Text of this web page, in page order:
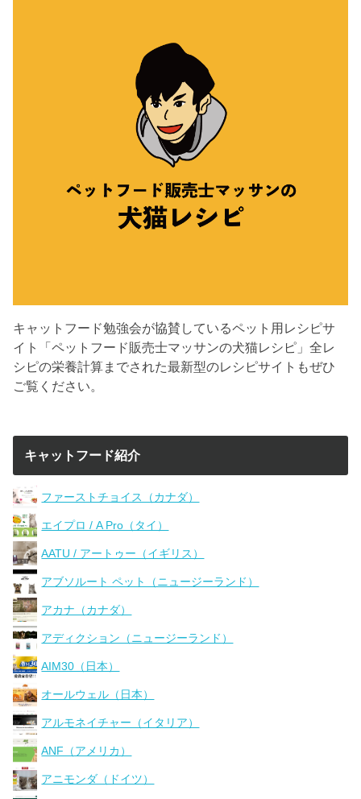
キャットフード勉強会が協賛しているペット用レシピサ
イト「ペットフード販売士マッサンの犬猫レシピ」全レ
シピの栄養計算までされた最新型のレシピサイトもぜひ
ご覧ください。
キャットフード紹介
ファーストチョイス（カナダ）
エイプロ / A Pro（タイ）
AATU / アートゥー（イギリス）
アブソルート ペット（ニュージーランド）
アカナ（カナダ）
アディクション（ニュージーランド）
AIM30（日本）
オールウェル（日本）
アルモネイチャー（イタリア）
ANF（アメリカ）
アニモンダ（ドイツ）